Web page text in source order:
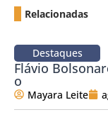
Relacionadas
Destaques
Flávio
o
Mayara Leite